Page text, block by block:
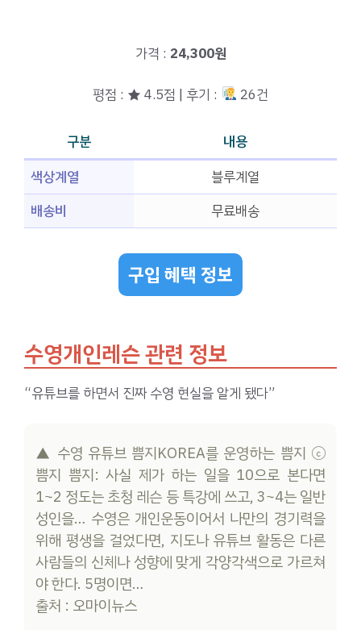
가격 : 24,300원
평점 : ★ 4.5점 | 후기 : 26건
구분
내용
색상계열
블루계열
배송비
무료배송
구입 혜택 정보
수영개인레슨 관련 정보
“유튜브를 하면서 진짜 수영 현실을 알게 됐다”
▲ 수영 유튜브 쁨지KOREA를 운영하는 쁨지 ⓒ
쁨지 쁨지: 사실 제가 하는 일을 10으로 본다면
1~2 정도는 초청 레슨 등 특강에 쓰고, 3~4는 일반
성인을… 수영은 개인운동이어서 나만의 경기력을
위해 평생을 걸었다면, 지도나 유튜브 활동은 다른
사람들의 신체나 성향에 맞게 각양각색으로 가르쳐
야 한다. 5명이면…
출처 : 오마이뉴스